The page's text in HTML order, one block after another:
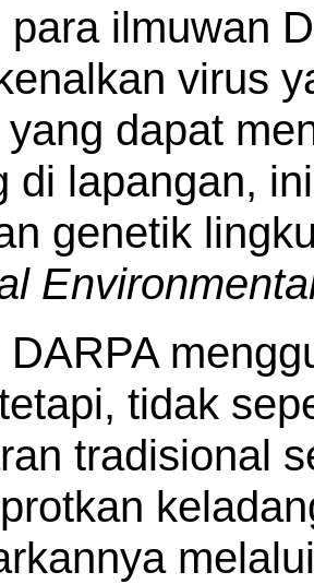
ilmuwan
virus
dapat
di lapangan,
genetik
DARPA
tidak
tradisional